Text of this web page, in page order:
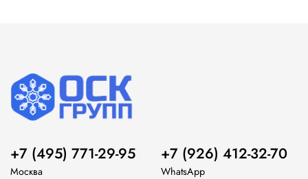
+7 (495) 771-29-95
Москва
+7 (926) 412-32-70
WhatsApp